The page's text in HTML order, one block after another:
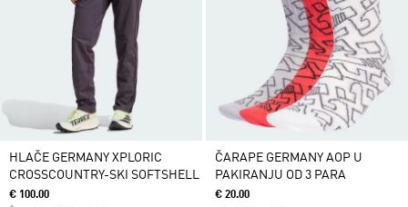
HLAČE GERMANY XPLORIC
CROSSCOUNTRY-SKI SOFTSHELL
€ 100.00
ČARAPE GERMANY AOP U
PAKIRANJU OD 3 PARA
€ 20.00